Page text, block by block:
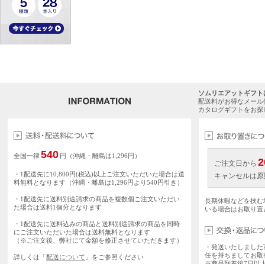
ソムリエアットギフ
配送料がお得なメー
カタログギフトをお
全国一律540 円（沖縄・離島は1,296円）
・1配送先に10,800円(税込)以上ご注文いただいた場合は送
料無料となります（沖縄・離島は1,296円より540円引き）
・1配送先に送料別途請求の商品を複数個ご注文いただい
た場合は送料1個分となります
・1配送先に送料込みの商品と送料別途請求の商品を同時
にご注文いただいた場合は送料無料となります
（※ご注文後、弊社にて金額を修正させていただきます）
詳しくは「配送について 」をご参照ください
ご注文日から
キャンセルは
長期休暇などを挟
いる場合はお取り
・発送いたしまし
任を持ちましてお